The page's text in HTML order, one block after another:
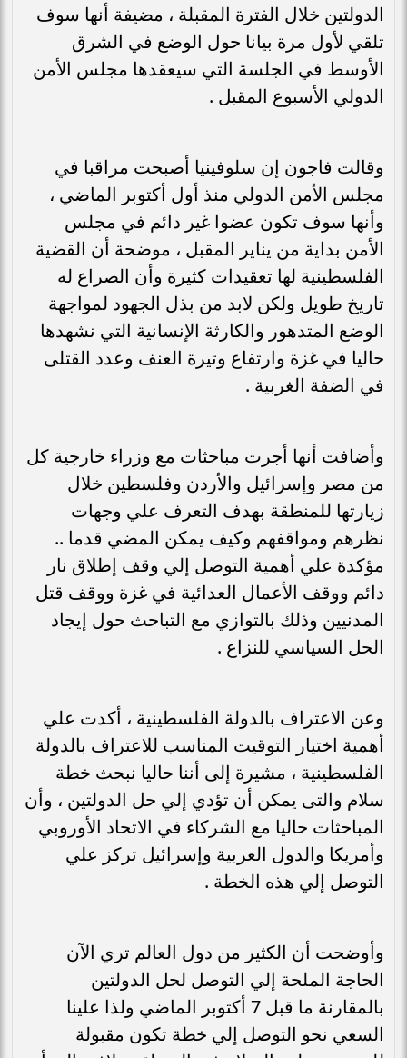
الدولتين خلال الفترة المقبلة ، مضيفة أنها سوف
تلقي لأول مرة بيانا حول الوضع في الشرق
الأوسط في الجلسة التي سيعقدها مجلس الأمن
الدولي الأسبوع المقبل .
وقالت فاجون إن سلوفينيا أصبحت مراقبا في
مجلس الأمن الدولي منذ أول أكتوبر الماضي ،
وأنها سوف تكون عضوا غير دائم في مجلس
الأمن بداية من يناير المقبل ، موضحة أن القضية
الفلسطينية لها تعقيدات كثيرة وأن الصراع له
تاريخ طويل ولكن لابد من بذل الجهود لمواجهة
الوضع المتدهور والكارثة الإنسانية التي نشهدها
حاليا في غزة وارتفاع وتيرة العنف وعدد القتلى
في الضفة الغربية .
وأضافت أنها أجرت مباحثات مع وزراء خارجية كل
من مصر وإسرائيل والأردن وفلسطين خلال
زيارتها للمنطقة بهدف التعرف علي وجهات
نظرهم ومواقفهم وكيف يمكن المضي قدما ..
مؤكدة علي أهمية التوصل إلي وقف إطلاق نار
دائم ووقف الأعمال العدائية في غزة ووقف قتل
المدنيين وذلك بالتوازي مع التباحث حول إيجاد
الحل السياسي للنزاع .
وعن الاعتراف بالدولة الفلسطينية ، أكدت علي
أهمية اختيار التوقيت المناسب للاعتراف بالدولة
الفلسطينية ، مشيرة إلى أننا حاليا نبحث خطة
سلام والتى يمكن أن تؤدي إلي حل الدولتين ، وأن
المباحثات حاليا مع الشركاء في الاتحاد الأوروبي
وأمريكا والدول العربية وإسرائيل تركز علي
التوصل إلي هذه الخطة .
وأوضحت أن الكثير من دول العالم تري الآن
الحاجة الملحة إلي التوصل لحل الدولتين
بالمقارنة ما قبل 7 أكتوبر الماضي ولذا علينا
السعي نحو التوصل إلي خطة تكون مقبولة